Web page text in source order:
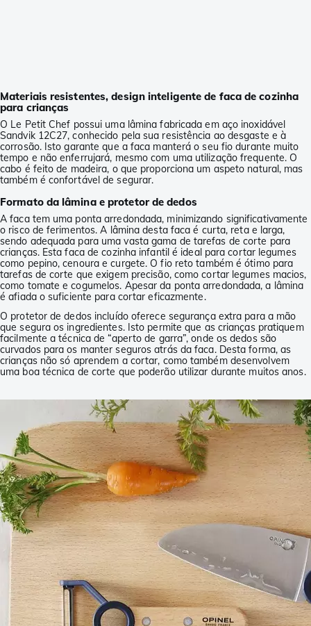
Materiais resistentes, design inteligente de faca de cozinha
para crianças
O Le Petit Chef possui uma lâmina fabricada em aço inoxidável
Sandvik 12C27, conhecido pela sua resistência ao desgaste e à
corrosão. Isto garante que a faca manterá o seu fio durante muito
tempo e não enferrujará, mesmo com uma utilização frequente. O
cabo é feito de madeira, o que proporciona um aspeto natural, mas
também é confortável de segurar.
Formato da lâmina e protetor de dedos
A faca tem uma ponta arredondada, minimizando significativamente
o risco de ferimentos. A lâmina desta faca é curta, reta e larga,
sendo adequada para uma vasta gama de tarefas de corte para
crianças. Esta faca de cozinha infantil é ideal para cortar legumes
como pepino, cenoura e curgete. O fio reto também é ótimo para
tarefas de corte que exigem precisão, como cortar legumes macios,
como tomate e cogumelos. Apesar da ponta arredondada, a lâmina
é afiada o suficiente para cortar eficazmente.
O protetor de dedos incluído oferece segurança extra para a mão
que segura os ingredientes. Isto permite que as crianças pratiquem
facilmente a técnica de “aperto de garra”, onde os dedos são
curvados para os manter seguros atrás da faca. Desta forma, as
crianças não só aprendem a cortar, como também desenvolvem
uma boa técnica de corte que poderão utilizar durante muitos anos.